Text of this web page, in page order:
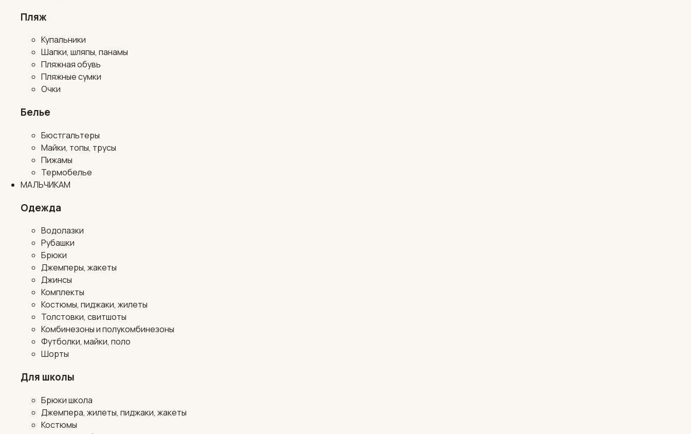
Пляж
Купальники
Шапки, шляпы, панамы
Пляжная обувь
Пляжные сумки
Очки
Белье
Бюстгальтеры
Майки, топы, трусы
Пижамы
Термобелье
МАЛЬЧИКАМ
Одежда
Водолазки
Рубашки
Брюки
Джемперы, жакеты
Джинсы
Комплекты
Костюмы, пиджаки, жилеты
Толстовки, свитшоты
Комбинезоны и полукомбинезоны
Футболки, майки, поло
Шорты
Для школы
Брюки школа
Джемпера, жилеты, пиджаки, жакеты
Костюмы